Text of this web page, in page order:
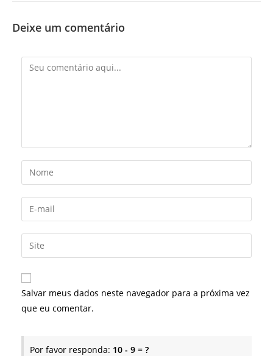
Deixe um comentário
Comentário
Digite
seu
nome
ou
de
usuário
para
comentar
Digite
seu
endereço
de
mail
para
comentar
Digite
o
URL
do
site
Salvar meus dados neste navegador para a próxima vez
que eu comentar.
Por favor responda: 10 - 9 = ?